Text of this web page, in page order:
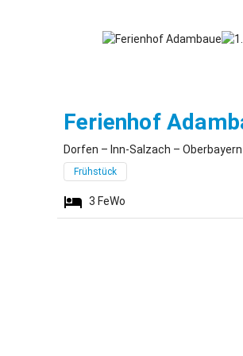
Ferienhof
Dorfen – Inn-Salzach – Oberbayern
Frühstück
3 FeWo